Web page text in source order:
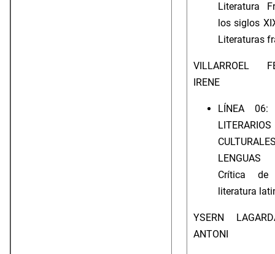
Literatura
los siglos
Literaturas
VILLARROEL
IRENE
LÍNEA 06:
LENGUAS
Crítica
literatura
YSERN
ANTONI